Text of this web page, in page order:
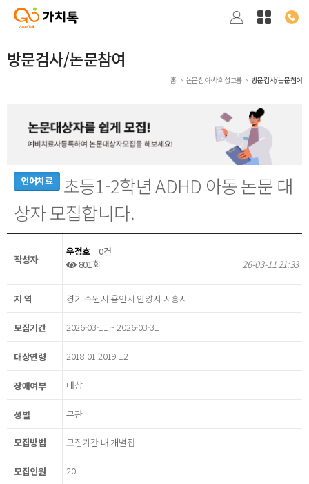
방문검사/논문참여
홈 논문참여·사회성그룹 방문검사/논문참여
언어치료
초등1-2학년 ADHD 아동 논문 대
상자 모집합니다.
작성자
우정호
0건
801회
26-03-11 21:33
지 역 경기 수원시 용인시 안양시 시흥시
모집기간 2026-03-11 ~ 2026-03-31
대상연령 2018 01 2019 12
장애여부 대상
성별 무관
모집방법 모집기간 내 개별접
모집인원 20